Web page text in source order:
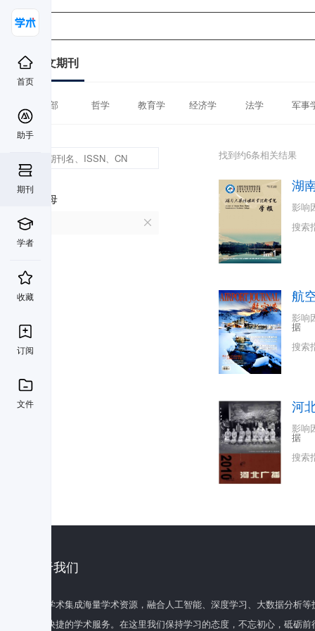
首页
助手
期刊
学者
收藏
订阅
文件
中文期刊
全部 哲学 教育学 经济学 法学 军事
首字母
H
找到约6条相关结果
湖
影响
搜索
航
影响
据
搜索
河
影响
据
搜索
关于我们
百度学术集成海量学术资源，融合人工智能、深度学习、大数据分析
全面快捷的学术服务。在这里我们保持学习的态度，不忘初心，砥砺前